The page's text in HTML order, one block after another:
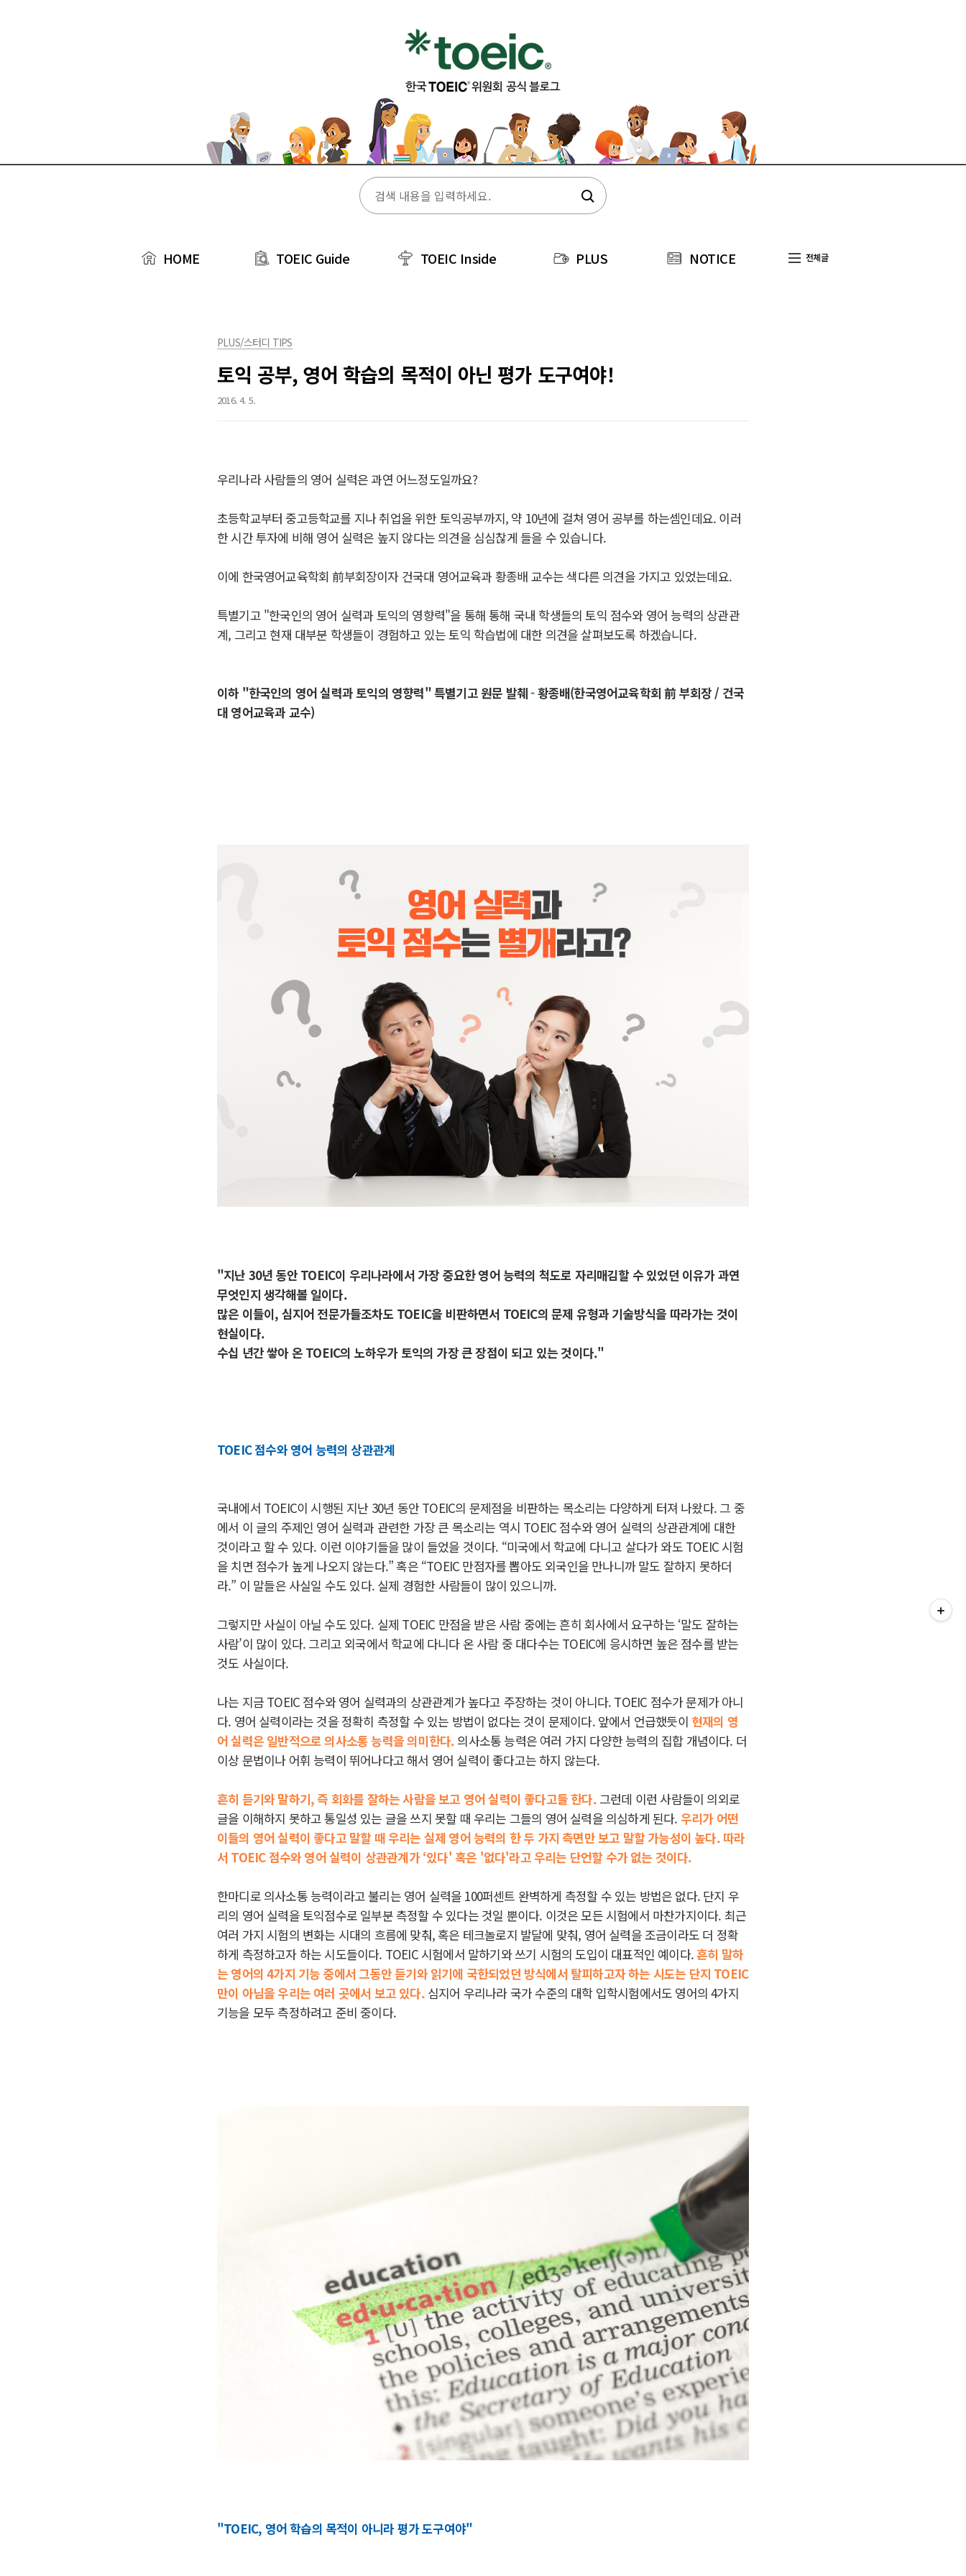
HOME TOEIC Guide TOEIC Inside PLUS NOTICE 전체글
PLUS/스터디 TIPS
토익 공부, 영어 학습의 목적이 아닌 평가 도구여야!
2016. 4. 5.
우리나라 사람들의 영어 실력은 과연 어느정도일까요?
초등학교부터 중고등학교를 지나 취업을 위한 토익공부까지, 약 10년에 걸쳐 영어 공부를 하는셈인데요. 이러
한 시간 투자에 비해 영어 실력은 높지 않다는 의견을 심심찮게 들을 수 있습니다.
이에 한국영어교육학회 前부회장이자 건국대 영어교육과 황종배 교수는 색다른 의견을 가지고 있었는데요.
특별기고 "한국인의 영어 실력과 토익의 영향력"을 통해 통해 국내 학생들의 토익 점수와 영어 능력의 상관관
계, 그리고 현재 대부분 학생들이 경험하고 있는 토익 학습법에 대한 의견을 살펴보도록 하겠습니다.
이하 "한국인의 영어 실력과 토익의 영향력" 특별기고 원문 발췌-황종배(한국영어교육학회 前 부회장 / 건국
대 영어교육과 교수)
"지난 30년 동안 TOEIC이 우리나라에서 가장 중요한 영어 능력의 척도로 자리매김할 수 있었던 이유가 과연
무엇인지 생각해볼 일이다.
많은 이들이, 심지어 전문가들조차도 TOEIC을 비판하면서 TOEIC의 문제 유형과 기술방식을 따라가는 것이
현실이다.
수십 년간 쌓아 온 TOEIC의 노하우가 토익의 가장 큰 장점이 되고 있는 것이다."
TOEIC 점수와 영어 능력의 상관관계
국내에서 TOEIC이 시행된 지난 30년 동안 TOEIC의 문제점을 비판하는 목소리는 다양하게 터져 나왔다. 그 중
에서 이 글의 주제인 영어 실력과 관련한 가장 큰 목소리는 역시 TOEIC 점수와 영어 실력의 상관관계에 대한
것이라고 할 수 있다. 이런 이야기들을 많이 들었을 것이다. “미국에서 학교에 다니고 살다가 와도 TOEIC 시험
을 치면 점수가 높게 나오지 않는다.” 혹은 “TOEIC 만점자를 뽑아도 외국인을 만나니까 말도 잘하지 못하더
라.” 이 말들은 사실일 수도 있다. 실제 경험한 사람들이 많이 있으니까.
그렇지만 사실이 아닐 수도 있다. 실제 TOEIC 만점을 받은 사람 중에는 흔히 회사에서 요구하는 ‘말도 잘하는
사람’이 많이 있다. 그리고 외국에서 학교에 다니다 온 사람 중 대다수는 TOEIC에 응시하면 높은 점수를 받는
것도 사실이다.
나는 지금 TOEIC 점수와 영어 실력과의 상관관계가 높다고 주장하는 것이 아니다. TOEIC 점수가 문제가 아니
다. 영어 실력이라는 것을 정확히 측정할 수 있는 방법이 없다는 것이 문제이다. 앞에서 언급했듯이현재의 영
어 실력은 일반적으로 의사소통 능력을 의미한다. 의사소통 능력은 여러 가지 다양한 능력의 집합 개념이다. 더
이상 문법이나 어휘 능력이 뛰어나다고 해서 영어 실력이 좋다고는 하지 않는다.
흔히 듣기와 말하기, 즉 회화를 잘하는 사람을 보고 영어 실력이 좋다고들 한다.그런데 이런 사람들이 의외로
글을 이해하지 못하고 통일성 있는 글을 쓰지 못할 때 우리는 그들의 영어 실력을 의심하게 된다. 우리가 어떤
이들의 영어 실력이 좋다고 말할 때 우리는 실제 영어 능력의 한두 가지 측면만 보고 말할 가능성이 높다. 따라
서 TOEIC 점수와 영어 실력이 상관관계가 ‘있다' 혹은 '없다'라고 우리는 단언할 수가 없는 것이다.
한마디로 의사소통 능력이라고 불리는 영어 실력을 100퍼센트 완벽하게 측정할 수 있는 방법은 없다. 단지 우
리의 영어 실력을 토익점수로 일부분 측정할 수 있다는 것일 뿐이다. 이것은 모든 시험에서 마찬가지이다. 최근
여러 가지 시험의 변화는 시대의 흐름에 맞춰, 혹은 테크놀로지 발달에 맞춰, 영어 실력을 조금이라도 더 정확
하게 측정하고자 하는 시도들이다. TOEIC 시험에서 말하기와 쓰기 시험의 도입이 대표적인 예이다.흔히 말하
는 영어의 4가지 기능 중에서 그동안 듣기와 읽기에 국한되었던 방식에서 탈피하고자 하는 시도는 단지 TOEIC
만이 아님을 우리는 여러 곳에서 보고 있다. 심지어 우리나라 국가 수준의 대학 입학시험에서도 영어의 4가지
기능을 모두 측정하려고 준비 중이다.
"TOEIC, 영어 학습의 목적이 아니라 평가 도구여야"